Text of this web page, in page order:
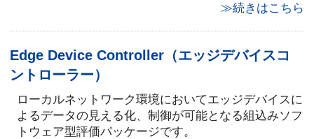
≫続きはこちら
Edge Device Controller（エッジデバイスコ
ントローラー）
ローカルネットワーク環境においてエッジデバイスに
よるデータの見える化、制御が可能となる組込みソフ
トウェア型評価パッケージです。